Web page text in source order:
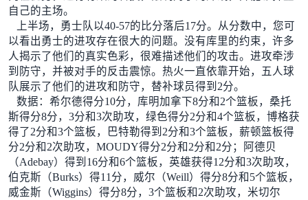
自己的主场。
上半场，勇士队以40-57的比分落后17分。从分数中，您可
以看出勇士的进攻存在很大的问题。没有库里的约束，许多
人揭示了他们的真实色彩，很难描述他们的攻击。进攻牵涉
到防守，并被对手的反击震惊。热火一直依靠开始，五人球
队展示了他们的进攻和防守，替补球员得到2分。
数据：希尔德得分10分，库明加拿下8分和2个篮板，桑托
斯得分8分，3分和3次助攻，绿色得分2分和4个篮板，博格获
得了2分和3个篮板，巴特勒得到2分和3个篮板，薪顿篮板得
分2分和2次助攻，MOUDY得分2分和2分和2分；阿德贝
（Adebay）得到16分和6个篮板，英雄获得12分和3次助攻，
伯克斯（Burks）得11分，威尔（Weill）得分8分和5个篮板，
威金斯（Wiggins）得分8分，3个篮板和2次助攻，米切尔